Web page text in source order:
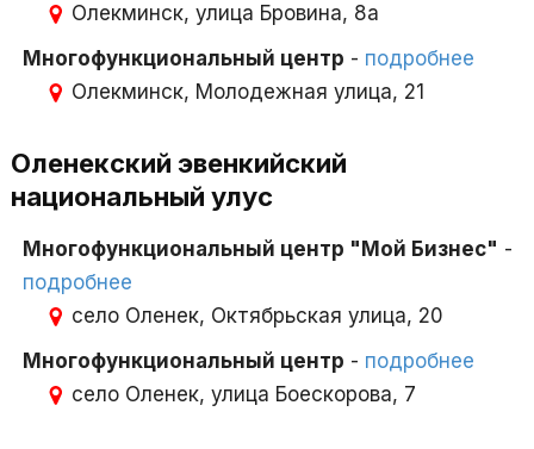
Олекминск, улица Бровина, 8а
Многофункциональный центр - подробнее
Олекминск, Молодежная улица, 21
Оленекский эвенкийский
национальный улус
Многофункциональный центр "Мой Бизнес" -
подробнее
село Оленек, Октябрьская улица, 20
Многофункциональный центр - подробнее
село Оленек, улица Боескорова, 7